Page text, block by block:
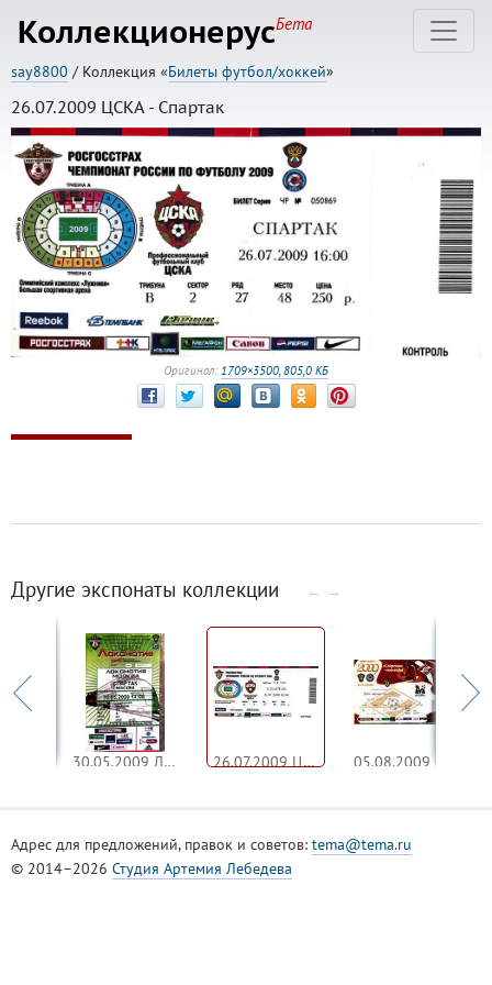
КоллекционерусБета
say8800 / Коллекция «Билеты футбол/хоккей»
26.07.2009 ЦСКА - Спартак
Оригинал: 1709×3500, 805,0 КБ
Другие экспонаты коллекции ← →
30.05.2009 Локомотив - Спартак 26.07.2009 ЦСКА - Спартак
Адрес для предложений, правок и советов: tema@tema.ru
© 2014–2026 Студия Артемия Лебедева